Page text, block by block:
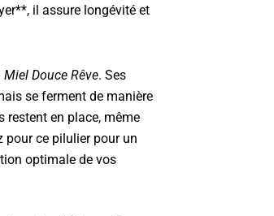
il assure longévité et
Miel Douce Rêve. Ses
se ferment de manière
restent en place, même
pour ce pilulier pour un
optimale de vos